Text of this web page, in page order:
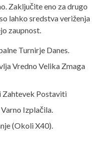
Zaključite eno za drugo
lahko sredstva veriženja
zaupnost.
Turnirje Danes.
Vredno Velika Zmaga
Zahtevek Postaviti
Izplačila.
(Okoli X40).